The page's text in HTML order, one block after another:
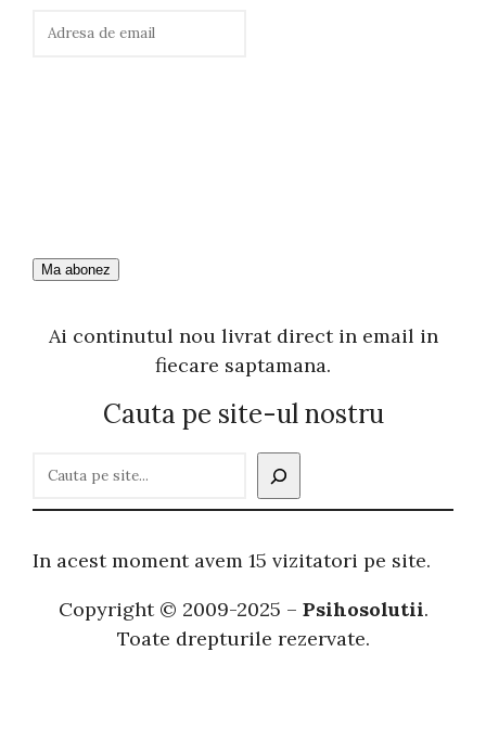
Ai continutul nou livrat direct in email in
fiecare saptamana.
Cauta pe site-ul nostru
t
In acest moment avem 15 vizitatori pe site.
Copyright © 2009-2025 – Psihosolutii.
Toate drepturile rezervate.